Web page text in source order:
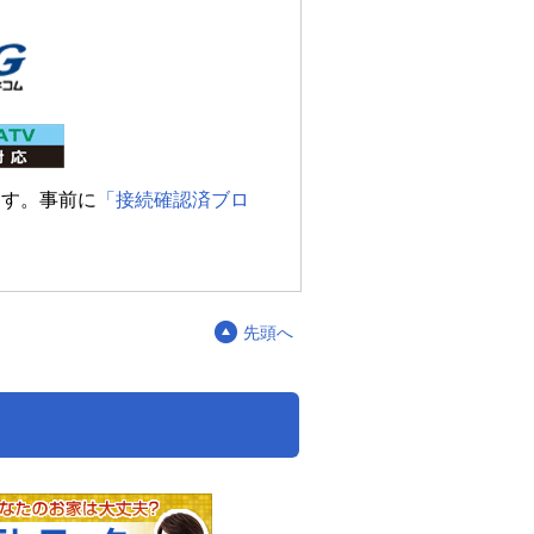
。事前に 「接続確認済ブロ
先頭へ